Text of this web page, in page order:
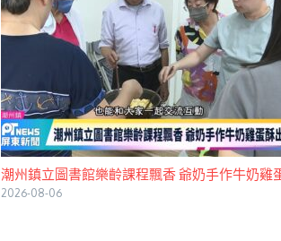
潮州鎮立圖書館樂齡課程飄香 爺奶手作牛奶雞
2026-08-06